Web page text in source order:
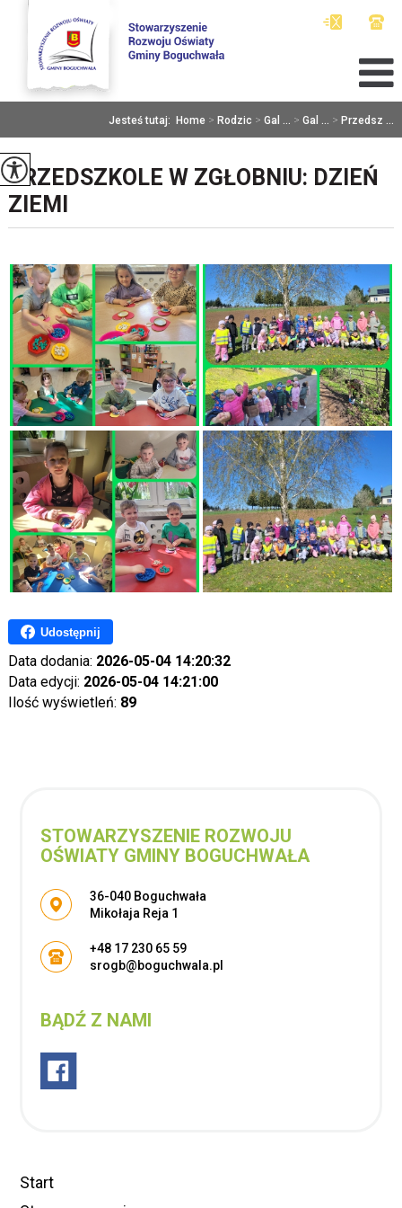
Jesteś tutaj: Home > Rodzic > Gal ... > Gal ... > Przedsz ...
PRZEDSZKOLE W ZGŁOBNIU: DZIEŃ
ZIEMI
Udostępnij
Data dodania: 2026-05-04 14:20:32
Data edycji: 2026-05-04 14:21:00
Ilość wyświetleń: 89
STOWARZYSZENIE ROZWOJU
OŚWIATY GMINY BOGUCHWAŁA
Adres pocztowy:
36-040 Boguchwała
Mikołaja Reja 1
+48 17 230 65 59
srogb@boguchwala.pl
BĄDŹ Z NAMI
Start